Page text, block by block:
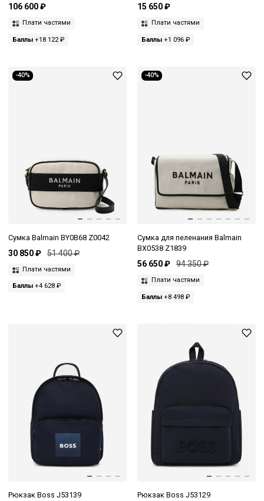
106 600 ₽
Плати частями
Баллы +18 122 ₽
15 650 ₽
Плати частями
Баллы+1 096 ₽
-40%
Сумка Balmain BY0B68 Z0042
30 850 ₽ 51 400 ₽
Плати частями
Баллы +4 628 ₽
-40%
Сумка для пеленания Balmain
BX0538 Z1839
56 650 ₽ 94 350 ₽
Плати частями
Баллы+8 498 ₽
Рюкзак Boss J53139 Рюкзак Boss J53129